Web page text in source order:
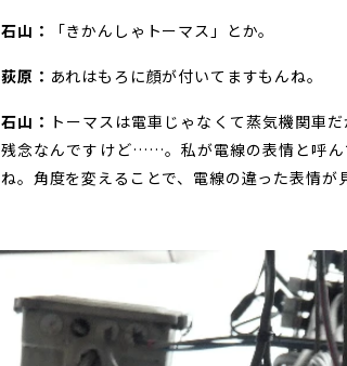
石山： 「きかんしゃトーマス」とか。
荻原： あれはもろに顔が付いてますもんね。
石山： トーマスは電車じゃなくて蒸気機関車
残念なんですけど……。私が電線の表情と呼
ね。角度を変えることで、電線の違った表情が